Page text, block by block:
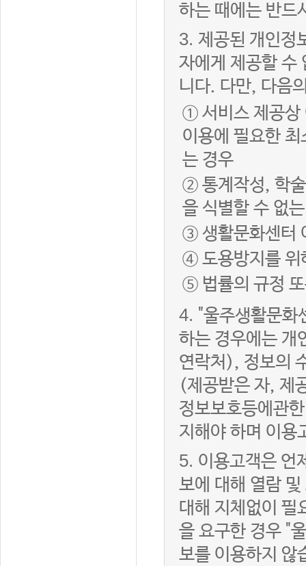
하는 때에는 반드
3. 제공된 개인정
자에게 제공할 수
니다. 다만, 다음
① 서비스 제공상
이용에 필요한
는 경우
② 통계작성, 학
을 식별할 수 없
③ 생활문화센터
④ 도용방지를 위
⑤ 법률의 규정 또
4. "울주생활문화
하는 경우에는 개
연락처), 정보의
(제공받은 자, 제
정보보호등에관
지해야 하며 이용
5. 이용고객은 언
보에 대해 열람
대해 지체없이 필
을 요구한 경우 "
보를 이용하지 않